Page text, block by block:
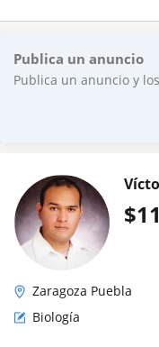
Publica un anuncio
Publica un anuncio y
$
Zaragoza Puebla
Biología